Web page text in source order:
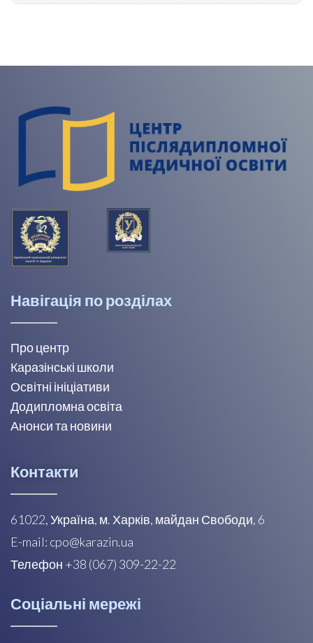
Навігація по розділах
Про центр
Каразінські школи
Освітні ініціативи
Додипломна освіта
Анонси та новини
Контакти
61022, Україна, м. Харків, майдан Свободи, 6
E-mail: cpo@karazin.ua
Телефон +38 (067) 309-22-22
Соціальні мережі